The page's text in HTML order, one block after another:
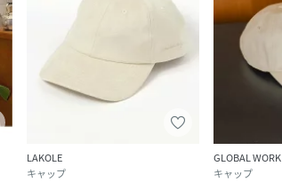
LAKOLE
キャップ
GLOBAL WORK
キャップ